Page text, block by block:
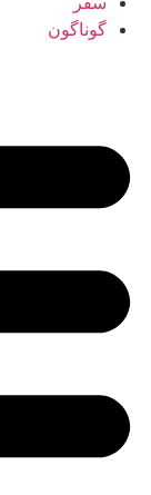
گوناگون